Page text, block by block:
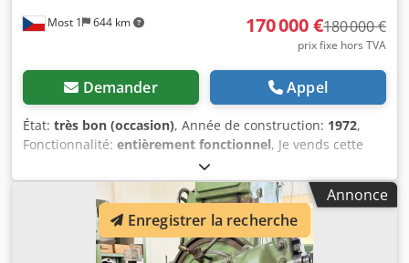
Most 1 644 km 170 000 €180 000 €
prix fixe hors TVA
Demander Appel
État: très bon (occasion), Année de construction: 1972,
Fonctionnalité: entièrement fonctionnel, Je vends cette
fraiseuse à denture hélicoïdale. Elle est en état de marche
et peut être testée sur place. De nombreux accessoires
sont inclus. Dcedpfx Aexwlthjckjk Caractéristiques
techniques : * Diamètre maximal : 7 100 mm * Largeur de
la roue dentée : 1 500 mm * Module maximal : 45 *
Diamètre de la table : 4 000 mm * Diamètre x largeur de la
Annonce
Enregistrer la recherche